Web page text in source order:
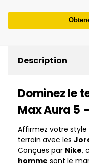
Description
Dominez le
Max Aura 5
Affirmez votre
terrain avec les
Conçues par Nike,
homme sont le